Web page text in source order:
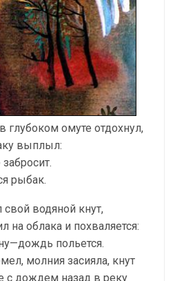
омуте отдохнул,
выплыл:
рыбак.
водяной кнут,
на облака и похваляется:
польется.
молния засияла, кнут
с дождем назад в реку